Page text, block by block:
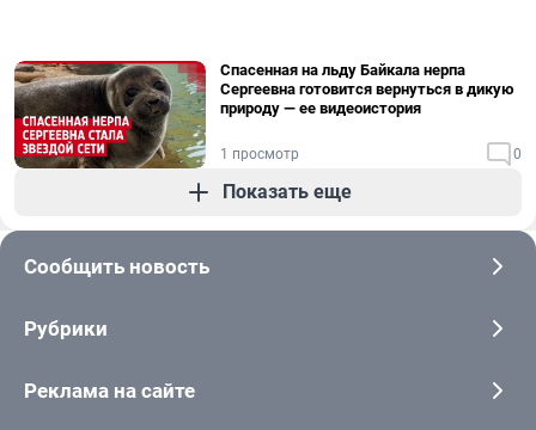
Спасенная на льду Байкала нерпа
Сергеевна готовится вернуться в дикую
природу — ее видеоистория
1 просмотр 0
Показать еще
Сообщить новость
Рубрики
Реклама на сайте